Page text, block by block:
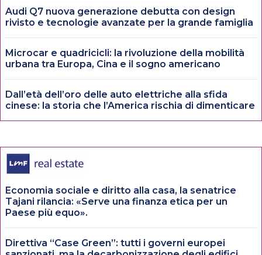
Audi Q7 nuova generazione debutta con design
rivisto e tecnologie avanzate per la grande famiglia
Microcar e quadricicli: la rivoluzione della mobilità
urbana tra Europa, Cina e il sogno americano
Dall’età dell’oro delle auto elettriche alla sfida
cinese: la storia che l’America rischia di dimenticare
Economia sociale e diritto alla casa, la senatrice
Tajani rilancia: «Serve una finanza etica per un
Paese più equo».
Direttiva “Case Green”: tutti i governi europei